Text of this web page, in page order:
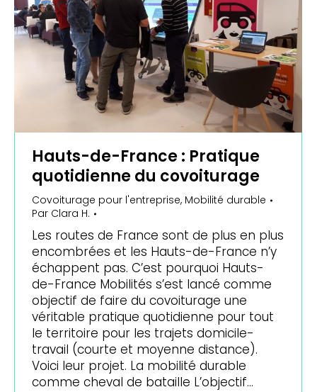
Hauts-de-France : Pratique
quotidienne du covoiturage
Covoiturage pour l'entreprise, Mobilité durable
Par Clara H.
Les routes de France sont de plus en plus
encombrées et les Hauts-de-France n’y
échappent pas. C’est pourquoi Hauts-
de-France Mobilités s’est lancé comme
objectif de faire du covoiturage une
véritable pratique quotidienne pour tout
le territoire pour les trajets domicile-
travail (courte et moyenne distance).
Voici leur projet. La mobilité durable
comme cheval de bataille L’objectif…